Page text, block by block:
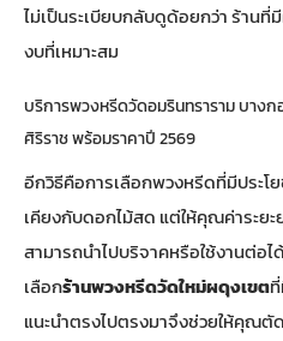
ไม่เป็นระเบียบกลับดูด้อยกว่า ร้าน
งบที่เหมาะสม
บริการพวงหรีดวัดอมรินทราราม บาง
ศิริราช พร้อมราคาปี 2569
อีกวิธีคือการเลือกพวงหรีดที่มีประโ
เคียงกับดอกไม้สด แต่ให้คุณค่าระย
สามารถนำไปบริจาคหรือใช้งานต่อ
เลือกร้านพวงหรีดวัดใหม่ผดุงเขต
แนะนำตรงไปตรงมาจึงช่วยให้คุณตั